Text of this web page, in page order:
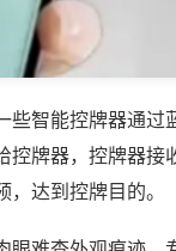
些智能控牌器通
控牌器，控牌器
达到控牌目的。